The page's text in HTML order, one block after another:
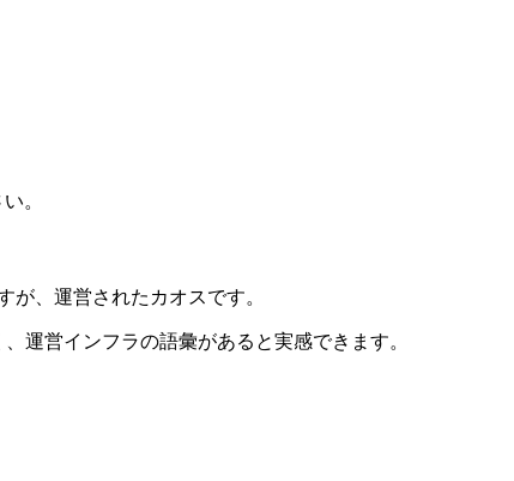
。
が、運営されたカオスです。
運営インフラの語彙があると実感できます。